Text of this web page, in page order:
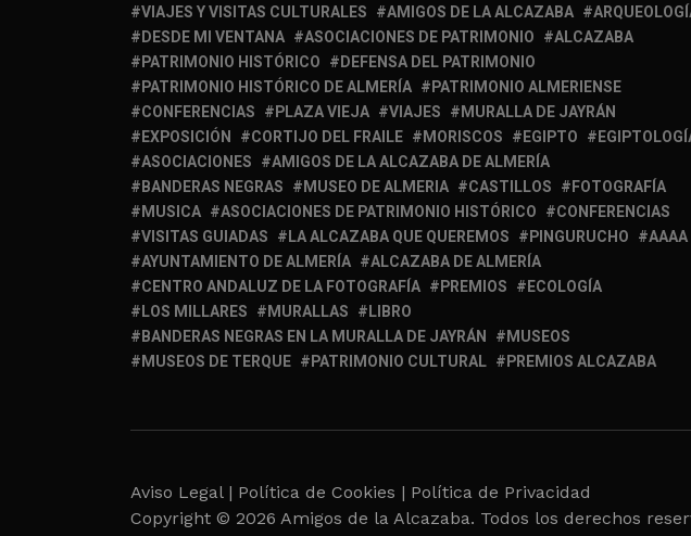
VIAJES Y VISITAS CULTURALES
AMIGOS DE LA ALCAZABA
DESDE MI VENTANA
ASOCIACIONES DE PATRIMONIO
ALCAZABA
PATRIMONIO HISTÓRICO
DEFENSA DEL PATRIMONIO
PATRIMONIO HISTÓRICO DE ALMERÍA
PATRIMONIO ALMERIENSE
CONFERENCIAS
PLAZA VIEJA VIAJES
MURALLA DE JAYRÁN
EXPOSICIÓN
CORTIJO DEL FRAILE MORISCOS EGIPTO
ASOCIACIONES
AMIGOS DE LA ALCAZABA DE ALMERÍA
BANDERAS NEGRAS
MUSEO DE ALMERIA CASTILLOS
FOTOGRAFÍA
MUSICA
ASOCIACIONES DE PATRIMONIO HISTÓRICO
CONFERENCIAS
VISITAS GUIADAS
LA ALCAZABA QUE QUEREMOS PINGURUCHO
AAAA
AYUNTAMIENTO DE ALMERÍA
ALCAZABA DE ALMERÍA
CENTRO ANDALUZ DE LA FOTOGRAFÍA
PREMIOS
ECOLOGÍA
LOS MILLARES
MURALLAS
LIBRO
BANDERAS NEGRAS EN LA MURALLA DE JAYRÁN
MUSEOS
MUSEOS DE TERQUE
PATRIMONIO CULTURAL PREMIOS ALCAZABA
Aviso Legal | Política de Cookies | Política de Privacidad
Copyright © 2026 Amigos de la Alcazaba. Todos los derechos